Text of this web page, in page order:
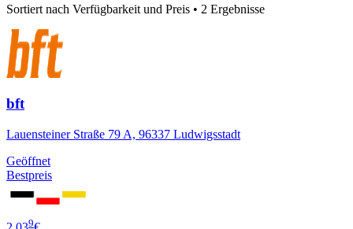
Sortiert nach Verfügbarkeit und Preis • 2 Ergebnisse
bft
Lauensteiner Straße 79 A, 96337 Ludwigsstadt
Geöffnet
Bestpreis
9